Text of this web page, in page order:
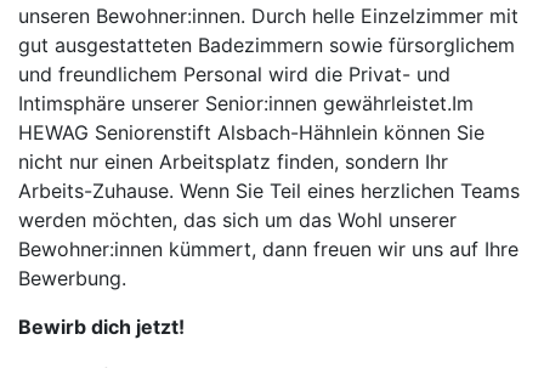
unseren Bewohner:innen. Durch helle Einzelzimmer mit
gut ausgestatteten Badezimmern sowie fürsorglichem
und freundlichem Personal wird die Privat- und
Intimsphäre unserer Senior:innen gewährleistet.Im
HEWAG Seniorenstift Alsbach-Hähnlein können Sie
nicht nur einen Arbeitsplatz finden, sondern Ihr
Arbeits-Zuhause. Wenn Sie Teil eines herzlichen Teams
werden möchten, das sich um das Wohl unserer
Bewohner:innen kümmert, dann freuen wir uns auf Ihre
Bewerbung.
Bewirb dich jetzt!